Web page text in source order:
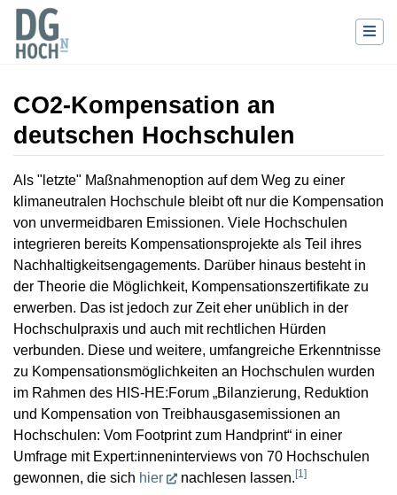
CO2-Kompensation an
deutschen Hochschulen
Wechseln zu:Navigation,Suche
Als "letzte" Maßnahmenoption auf dem Weg zu einer
klimaneutralen Hochschule bleibt oft nur die Kompensation
von unvermeidbaren Emissionen. Viele Hochschulen
integrieren bereits Kompensationsprojekte als Teil ihres
Nachhaltigkeitsengagements. Darüber hinaus besteht in
der Theorie die Möglichkeit, Kompensationszertifikate zu
erwerben. Das ist jedoch zur Zeit eher unüblich in der
Hochschulpraxis und auch mit rechtlichen Hürden
verbunden. Diese und weitere, umfangreiche Erkenntnisse
zu Kompensationsmöglichkeiten an Hochschulen wurden
im Rahmen des HIS-HE:Forum „Bilanzierung, Reduktion
und Kompensation von Treibhausgasemissionen an
Hochschulen: Vom Footprint zum Handprint“ in einer
Umfrage mit Expert:inneninterviews von 70 Hochschulen
gewonnen, die sich hier nachlesen lassen.[1]